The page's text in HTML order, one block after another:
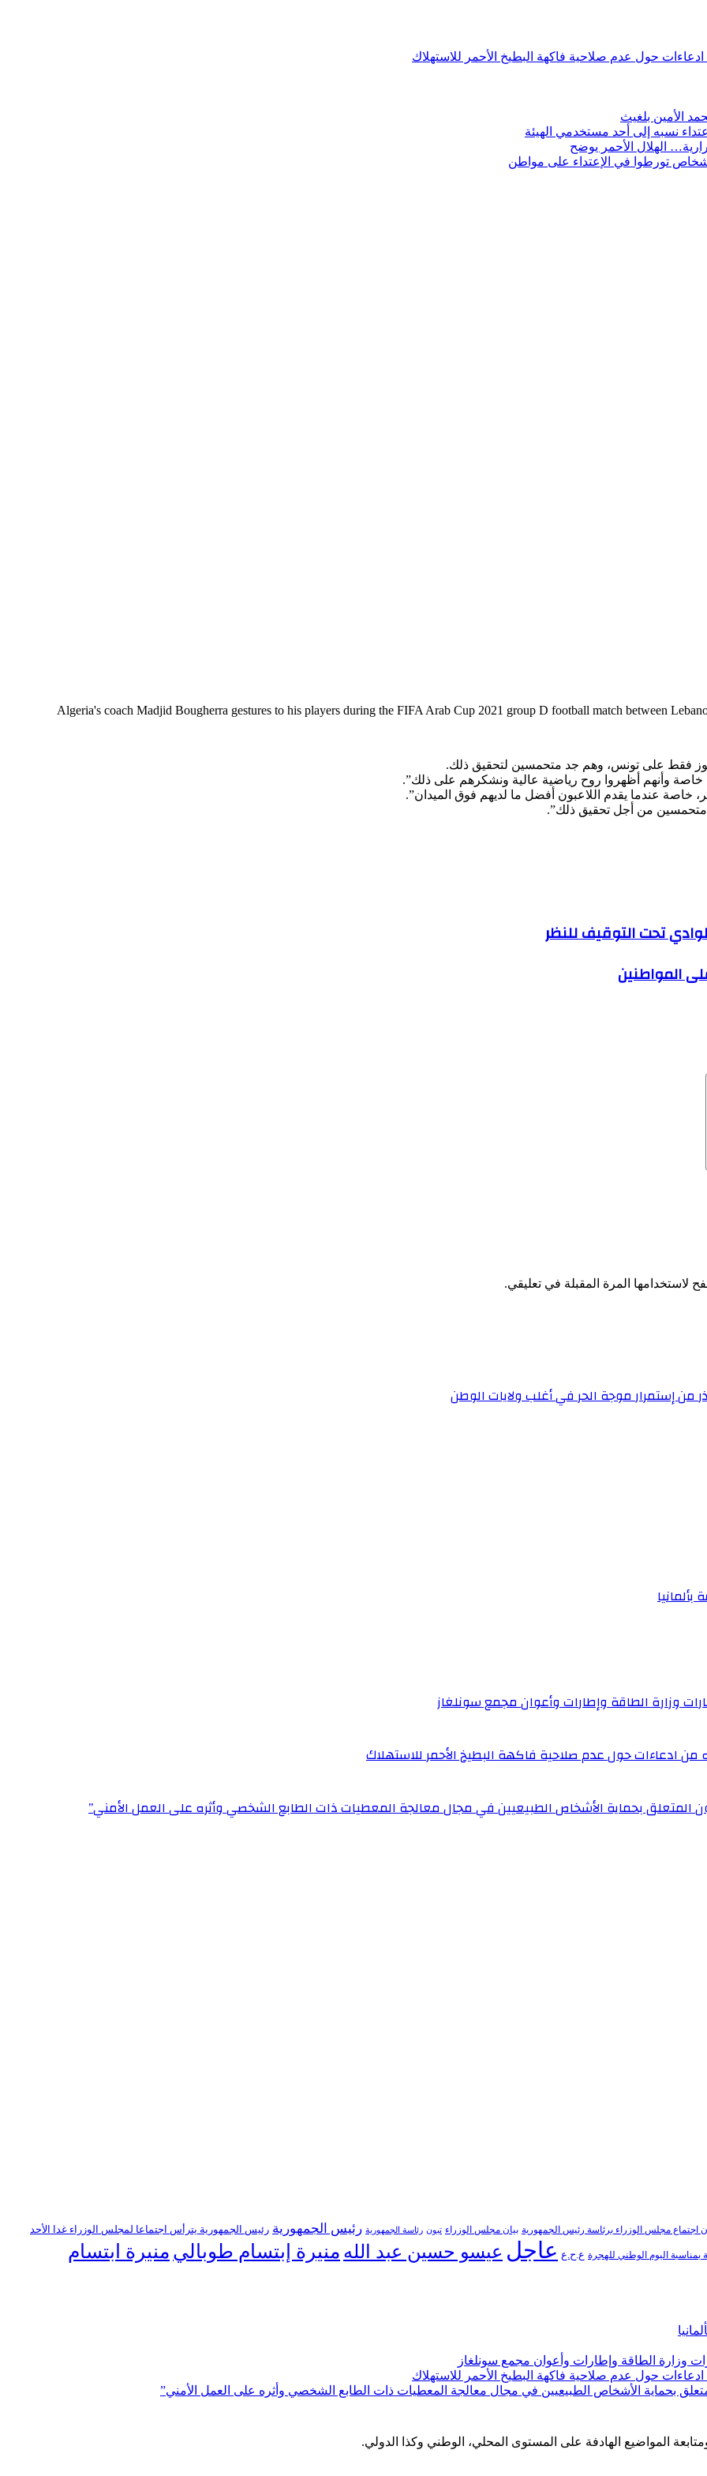
ادعاءات حول عدم صلاحية فاكهة البطيخ الأحمر للاستهلاك
الأمين بلغيث
نسبه إلى أحد مستخدمي الهيئة
الهلال الأحمر يوضح
Algeria's coach Madjid Bougherra gestures to his players during the FIFA Arab Cup 2021 group D football match between
فقط على تونس، وهم جد متحمسين لتحقيق ذلك.
خاصة وأنهم أظهروا روح رياضية عالية ونشكرهم على ذلك”.
خاصة عندما يقدم اللاعبون أفضل ما لديهم فوق الميدان”.
متحمسين من أجل تحقيق ذلك”.
تحت التوقيف للنظر
المواطنين
لاستخدامها المرة المقبلة في تعليقي.
وزارة الطاقة وإطارات وأعوان مجمع سونلغاز
من ادعاءات حول عدم صلاحية فاكهة البطيخ الأحمر للاستهلاك
المتعلق بحماية الأشخاص الطبيعيين في مجال معالجة المعطيات ذات الطابع الشخصي وأثره على العمل الأمني”
اجتماع مجلس الوزراء برئاسة رئيس الجمهورية بيان مجلس الوزراء تبون رئاسة الجمهورية رئيس الجمهورية رئيس الجمهورية يترأس اجتماعا لمجلس الوزراء غدا الأحد
بمناسبة اليوم الوطني للهجرة ع.ح.ع عاجل عيسو حسين عبد الله منيرة إبتسام طوبالي منيرة ابتسام
وزارة الطاقة وإطارات وأعوان مجمع سونلغاز
ادعاءات حول عدم صلاحية فاكهة البطيخ الأحمر للاستهلاك
بحماية الأشخاص الطبيعيين في مجال معالجة المعطيات ذات الطابع الشخصي وأثره على العمل الأمني”
المواضيع الهادفة على المستوى المحلي، الوطني وكذا الدولي.